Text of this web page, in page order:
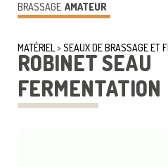
MATÉRIEL> SEAUX DE BRASSAGE ET
ROBINET SEAU
FERMENTATION
BRASSAGE AMATEUR